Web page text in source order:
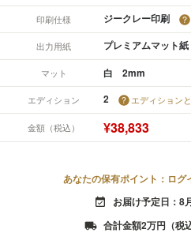
印刷仕様 ジークレー印刷
出力用紙 プレミアムマット紙
マット 白 2mm
エディション 2 エディション
金額（税込） ¥38,833
あなたの保有ポイント：ロ
event_available お届け予定日：8
local_shipping 合計金額2万円（税